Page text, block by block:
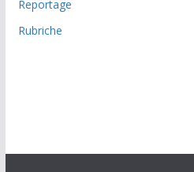
Reportage
Rubriche